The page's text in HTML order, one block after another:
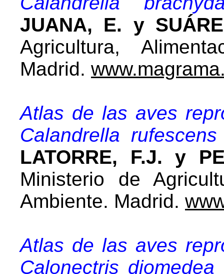
JUANA, E. y
Agricultura,
Madrid.
Atlas de las aves
Calandrella
LATORRE, F.J. y
Ministerio de
Ambiente. Madrid.
Atlas de las aves
Calonectris